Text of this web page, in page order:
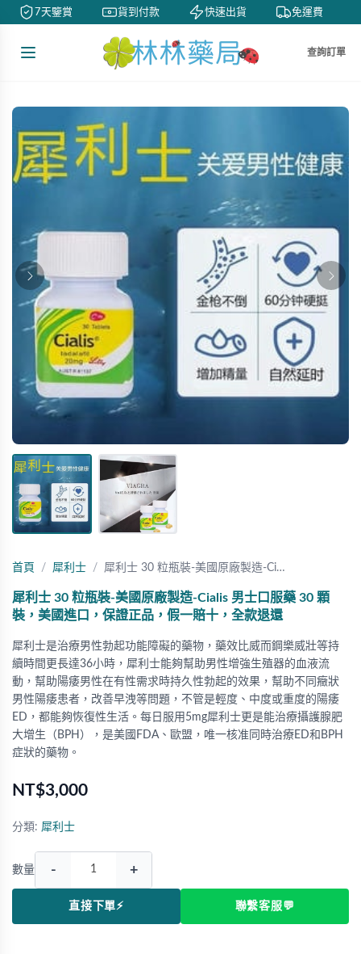
7天鑒賞 貨到付款 快速出貨 免運費
查詢訂單
首頁 犀利士 犀利士 30 粒瓶裝-美國原廠製造-Ci…
犀利士 30 粒瓶裝-美國原廠製造-Cialis 男士口服藥 30 顆
裝，美國進口，保證正品，假一賠十，全款退還
犀利士是治療男性勃起功能障礙的藥物，藥效比威而鋼樂威壯等持
續時間更長達36小時，犀利士能夠幫助男性增強生殖器的血液流
動，幫助陽痿男性在有性需求時持久性勃起的效果，幫助不同癥狀
男性陽痿患者，改善早洩等問題，不管是輕度、中度或重度的陽痿
ED，都能夠恢復性生活。每日服用5mg犀利士更是能治療攝護腺肥
大增生（BPH），是美國FDA、歐盟，唯一核准同時治療ED和BPH
症狀的藥物。
NT$3,000
分類: 犀利士
數量 - +
直接下單⚡ 聯繫客服💬